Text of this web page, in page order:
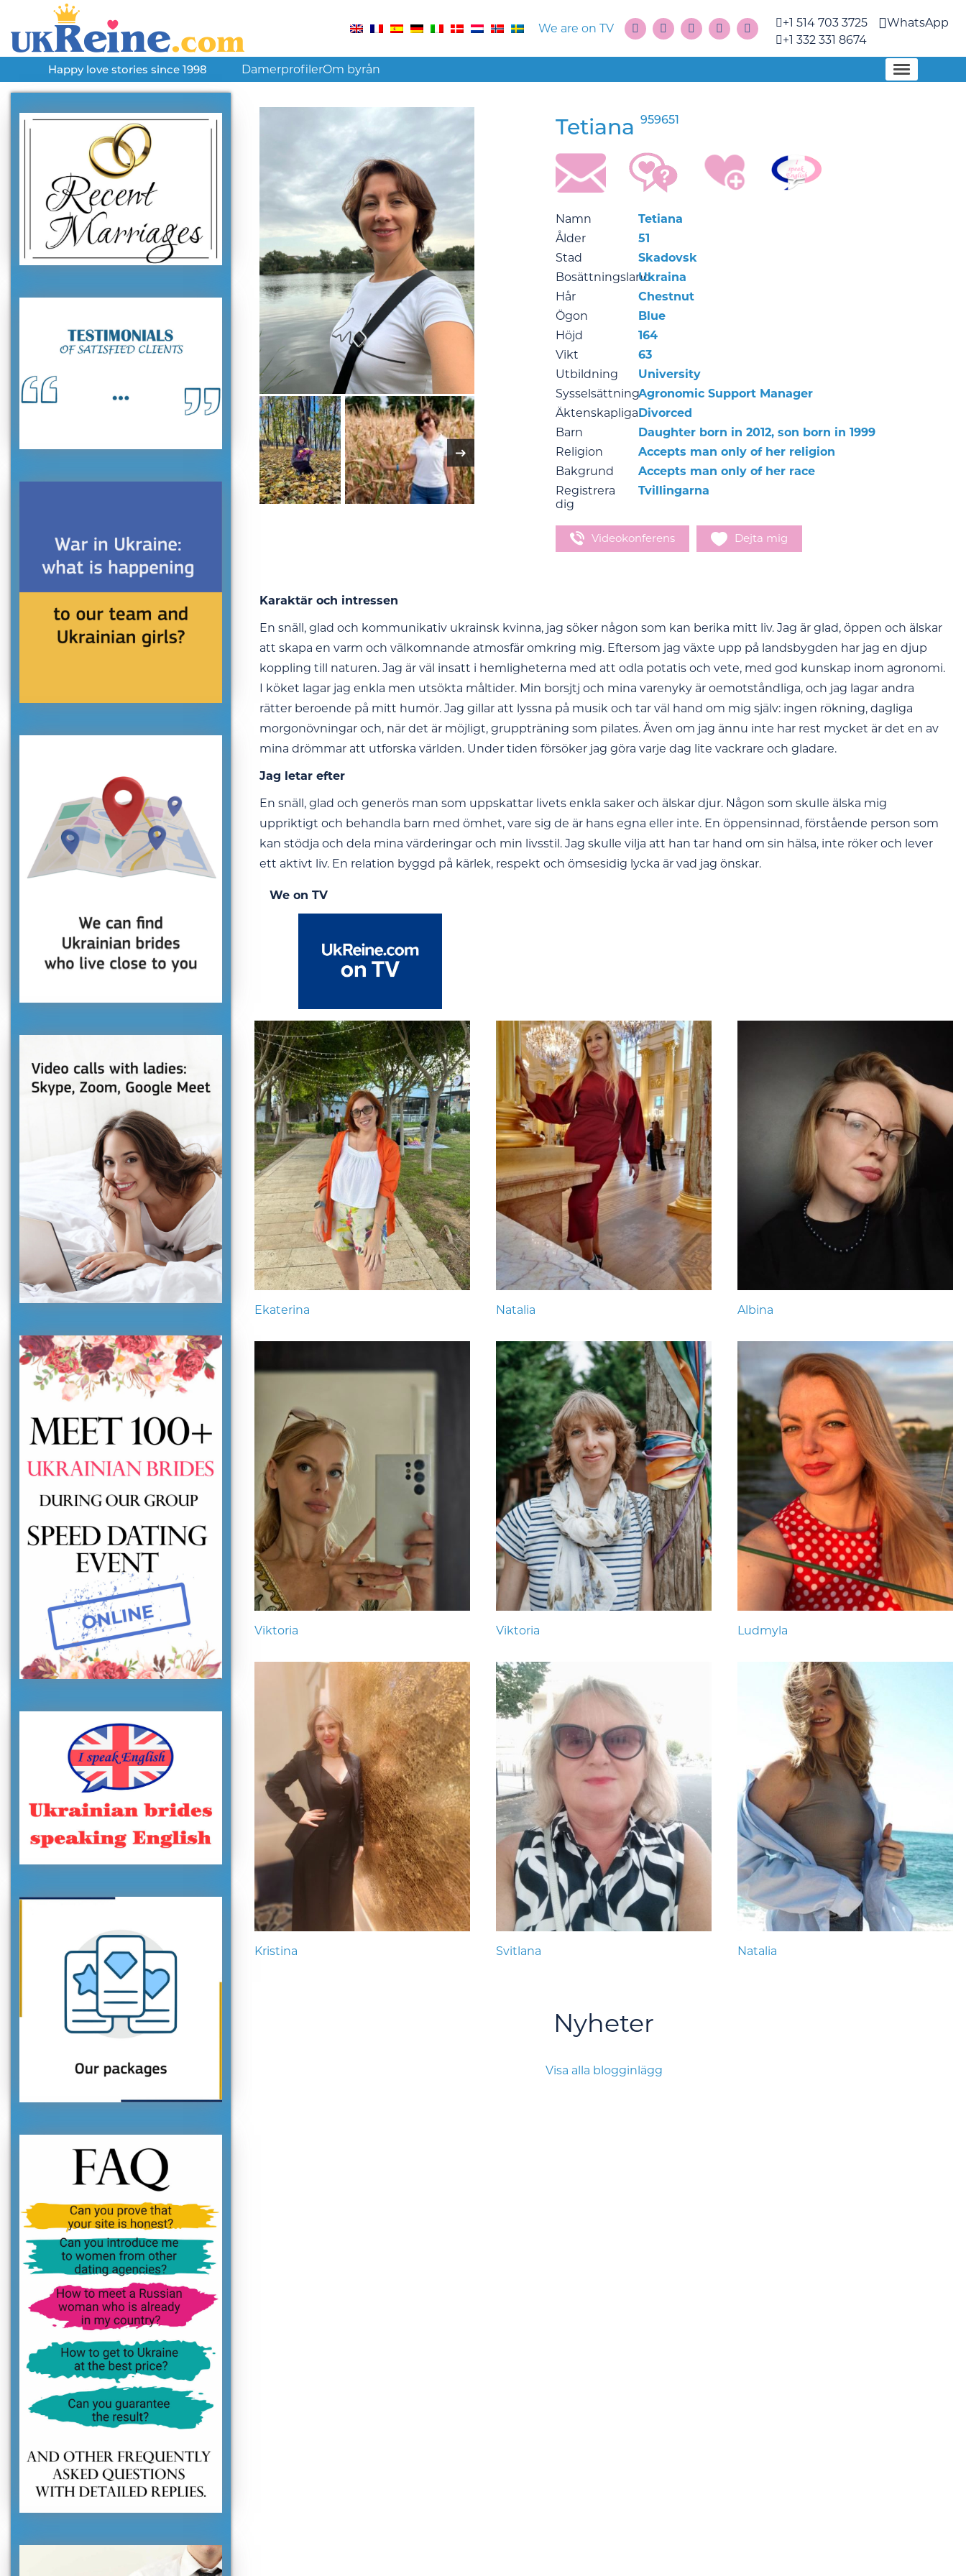
We are on TV
+1 514 703 3725
+1 332 331 8674
WhatsApp
Happy love stories since 1998 DamerprofilerOm byrån
Tetiana 959651
Namn
Tetiana
Ålder
51
Stad
Skadovsk
BosättningslandUkraina
Hår
Chestnut
Ögon
Blue
Höjd
164
Vikt
63
Utbildning
University
SysselsättningAgronomic Support Manager
ÄktenskapligaDivorced
Barn
Daughter born in 2012, son born in 1999
Religion
Accepts man only of her religion
Bakgrund
Accepts man only of her race
Registrera
dig
Tvillingarna
Videokonferens Dejta mig
Karaktär och intressen
En snäll, glad och kommunikativ ukrainsk kvinna, jag söker någon som kan berika mitt liv. Jag är glad, öppen och älskar
att skapa en varm och välkomnande atmosfär omkring mig. Eftersom jag växte upp på landsbygden har jag en djup
koppling till naturen. Jag är väl insatt i hemligheterna med att odla potatis och vete, med god kunskap inom agronomi.
I köket lagar jag enkla men utsökta måltider. Min borsjtj och mina varenyky är oemotståndliga, och jag lagar andra
rätter beroende på mitt humör. Jag gillar att lyssna på musik och tar väl hand om mig själv: ingen rökning, dagliga
morgonövningar och, när det är möjligt, gruppträning som pilates. Även om jag ännu inte har rest mycket är det en av
mina drömmar att utforska världen. Under tiden försöker jag göra varje dag lite vackrare och gladare.
Jag letar efter
En snäll, glad och generös man som uppskattar livets enkla saker och älskar djur. Någon som skulle älska mig
uppriktigt och behandla barn med ömhet, vare sig de är hans egna eller inte. En öppensinnad, förstående person som
kan stödja och dela mina värderingar och min livsstil. Jag skulle vilja att han tar hand om sin hälsa, inte röker och lever
ett aktivt liv. En relation byggd på kärlek, respekt och ömsesidig lycka är vad jag önskar.
We on TV
Ekaterina Natalia Albina
Viktoria Viktoria Ludmyla
Kristina Svitlana Natalia
Nyheter
Visa alla blogginlägg